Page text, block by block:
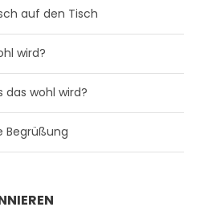
auf den Tisch
wird?
das wohl wird?
Begrüßung